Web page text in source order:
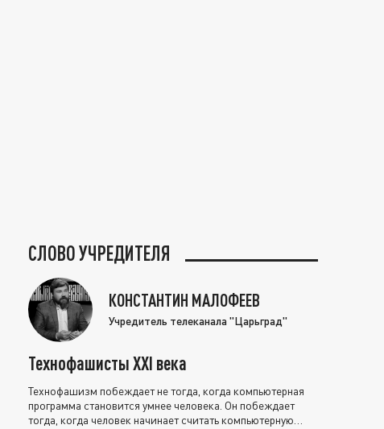
СЛОВО УЧРЕДИТЕЛЯ
КОНСТАНТИН МАЛОФЕЕВ
Учредитель телеканала "Царьград"
Технофашисты XXI века
Технофашизм побеждает не тогда, когда компьютерная
программа становится умнее человека. Он побеждает
тогда, когда человек начинает считать компьютерную